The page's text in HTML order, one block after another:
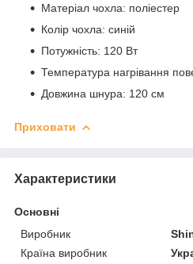
Матеріал чохла: поліестер
Колір чохла: синій
Потужність: 120 Вт
Температура нагрівання
Довжина шнура: 120 см
Приховати
Характеристики
Основні
Виробник
Країна виробник